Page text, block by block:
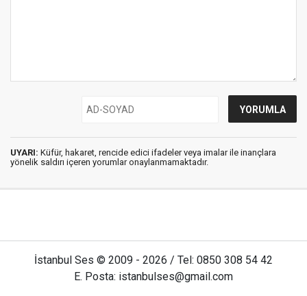
UYARI: Küfür, hakaret, rencide edici ifadeler veya imalar ile inançlara
yönelik saldırı içeren yorumlar onaylanmamaktadır.
İstanbul Ses © 2009 - 2026 / Tel: 0850 308 54 42
E. Posta: istanbulses@gmail.com